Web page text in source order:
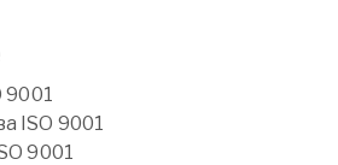
9001
ISO 9001
9001